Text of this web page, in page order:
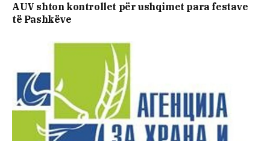
AUV shton kontrollet për ushqimet para festave
të Pashkëve